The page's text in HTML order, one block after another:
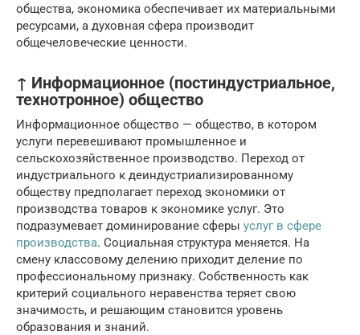
общества, экономика обеспечивает их материальными
ресурсами, а духовная сфера производит
общечеловеческие ценности.
↑ Информационное (постиндустриальное,
технотронное) общество
Информационное общество — общество, в котором
услуги перевешивают промышленное и
сельскохозяйственное производство. Переход от
индустриального к деиндустриализированному
обществу предполагает переход экономики от
производства товаров к экономике услуг. Это
подразумевает доминирование сферы услуг в сфере
производства. Социальная структура меняется. На
смену классовому делению приходит деление по
профессиональному признаку. Собственность как
критерий социального неравенства теряет свою
значимость, и решающим становится уровень
образования и знаний.